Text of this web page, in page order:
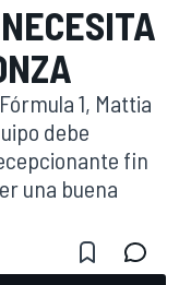
1, Mattia
debe
fin
una buena